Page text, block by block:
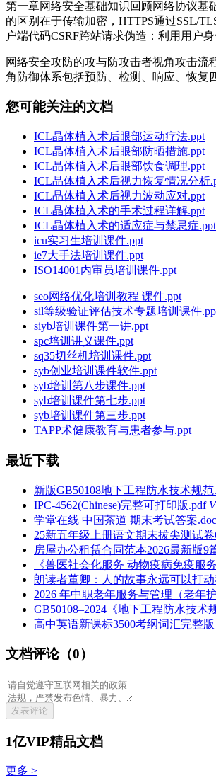
第一章网络安全基础知识回顾网络协议基
的区别在于传输加密，HTTPS通过SSL/
户端代码CSRF跨站请求伪造：利用用户
网络安全攻防的攻与防攻击者视角攻击流
角防御体系包括预防、检测、响应、恢复
您可能关注的文档
ICL晶体植入术后眼部运动疗法.ppt
ICL晶体植入术后眼部防晒措施.ppt
ICL晶体植入术后眼部饮食调理.ppt
ICL晶体植入术后视力恢复情况分析
ICL晶体植入术后视力波动应对.ppt
ICL晶体植入术的手术过程详解.ppt
ICL晶体植入术的适应症与禁忌症.ppt
icu实习生培训课件.ppt
ie7大手法培训课件.ppt
ISO14001内审员培训课件.ppt
seo网络优化培训教程 课件.ppt
sil等级验证评估技术专题培训课件
siyb培训课件第一讲.ppt
spc培训讲义课件.ppt
sq35切丝机培训课件.ppt
syb创业培训课件软件.ppt
syb培训第八步课件.ppt
syb培训课件第七步.ppt
syb培训课件第三步.ppt
TAPP术健康教育与患者参与.ppt
最近下载
新版GB50108地下工程防水技术规范
IPC-4562(Chinese)完整可打印版.pdf
学堂在线 中国茶道 期末考试答案
25新五年级上册语文期末拔尖测试
房屋办公租赁合同范本2026最新版9
《兽医社会化服务 动物疫病免疫服
朗读者董卿：人的故事永远可以打动
2026 年中职老年服务与管理（老年
GB50108–2024《地下工程防水技术
高中英语新课标3500考纲词汇完整
文档评论（0）
发表评论
1亿VIP精品文档
更多 >